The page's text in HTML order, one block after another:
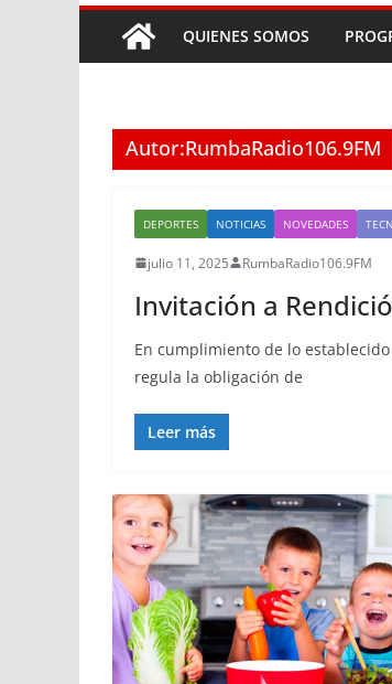
QUIENES SOMOS
Autor:RumbaRadio106.9FM
DEPORTES NOTICIAS NOVEDADES
julio 11, 2025 RumbaRadio106.9FM
Invitación a
En cumplimiento de lo
regula la obligación de
Leer más